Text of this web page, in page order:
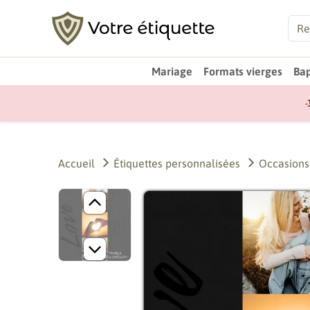
Mariage Formats vierges
-
Accueil Étiquettes personnalisées